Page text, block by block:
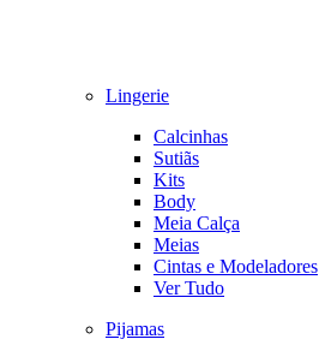
Lingerie
Calcinhas
Sutiãs
Kits
Body
Meia Calça
Meias
Cintas e Modeladores
Ver Tudo
Pijamas